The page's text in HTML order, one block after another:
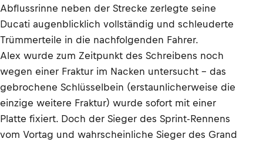
Abflussrinne neben der Strecke zerlegte seine
Ducati augenblicklich vollständig und schleuderte
Trümmerteile in die nachfolgenden Fahrer.
Alex wurde zum Zeitpunkt des Schreibens noch
wegen einer Fraktur im Nacken untersucht – das
gebrochene Schlüsselbein (erstaunlicherweise die
einzige weitere Fraktur) wurde sofort mit einer
Platte fixiert. Doch der Sieger des Sprint-Rennens
vom Vortag und wahrscheinliche Sieger des Grand